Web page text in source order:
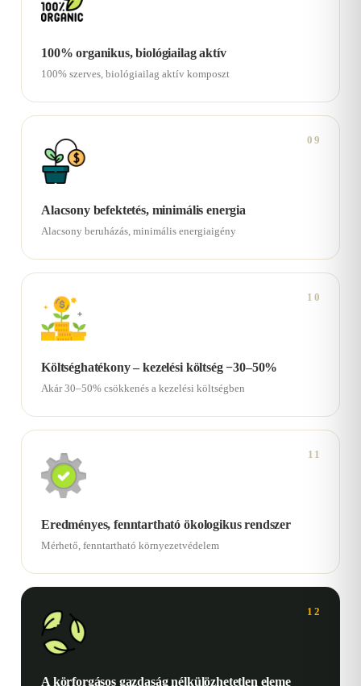
100% organikus, biológiailag aktív
100% szerves, biológiailag aktív komposzt
09
Alacsony befektetés, minimális energia
Alacsony beruházás, minimális energiaigény
10
Költséghatékony – kezelési költség −30–50%
Akár 30–50% csökkenés a kezelési költségben
11
Eredményes, fenntartható ökologikus rendszer
Mérhető, fenntartható környezetvédelem
12
A körforgásos gazdaság nélkülözhetetlen eleme